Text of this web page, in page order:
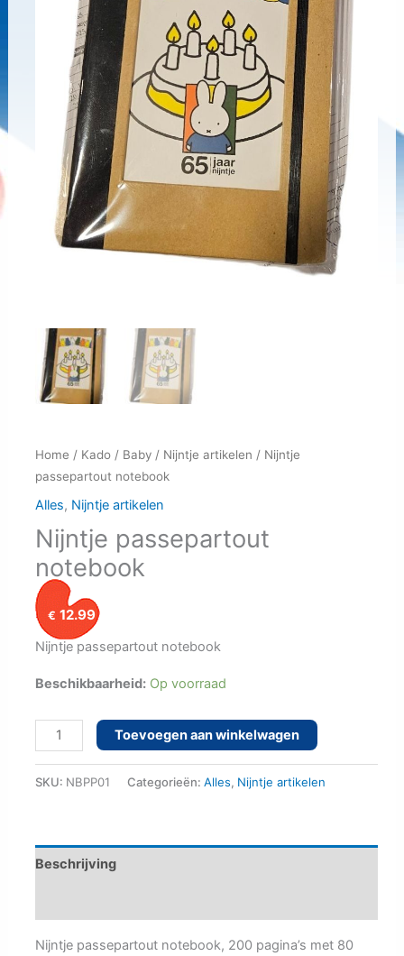
Home / Kado/ Baby/ Nijntje artikelen / Nijntje
passepartout notebook
Alles, Nijntje artikelen
Nijntje passepartout
notebook
€ 12.99
Nijntje passepartout notebook
Beschikbaarheid: Op voorraad
Nijntje passepartout notebook aantal
Toevoegen aan winkelwagen
SKU: NBPP01 Categorieën: Alles, Nijntje artikelen
Beschrijving
Nijntje passepartout notebook, 200 pagina’s met 80